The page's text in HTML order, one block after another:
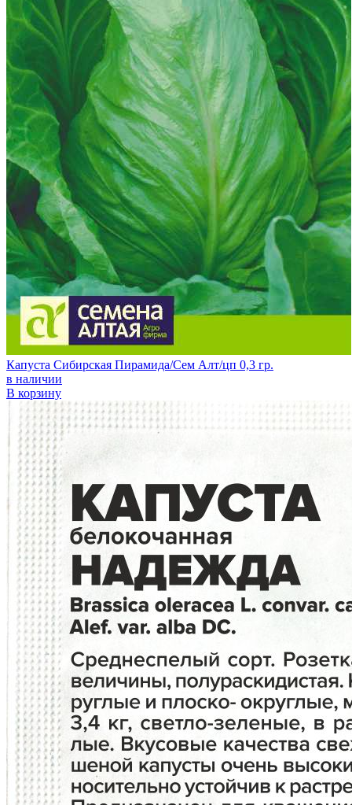
Капуста Сибирская Пирамида/Сем Алт/цп 0,3 гр.
в наличии
В корзину